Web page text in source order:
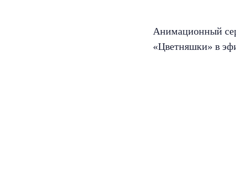
Анимационный
«Цветняшки» в